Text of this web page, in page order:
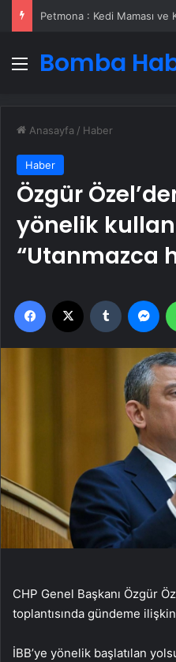
Menü
Bomba
Anasayfa / Haber
Haber
Özgür
yönelik
“Utanmazca
Facebook Tumblr
CHP Genel Başkanı Özgür
toplantısında gündeme
İBB’ye yönelik başlatılan